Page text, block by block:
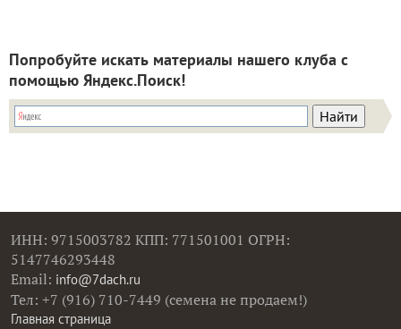
Попробуйте искать материалы нашего клуба с
помощью Яндекс.Поиск!
ИНН: 9715003782 КПП: 771501001 ОГРН:
5147746293448
Email: info@7dach.ru
Тел: +7 (916) 710-7449 (семена не продаем!)
Главная страница